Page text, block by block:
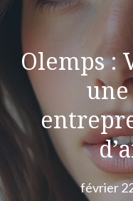
Olemps :
février